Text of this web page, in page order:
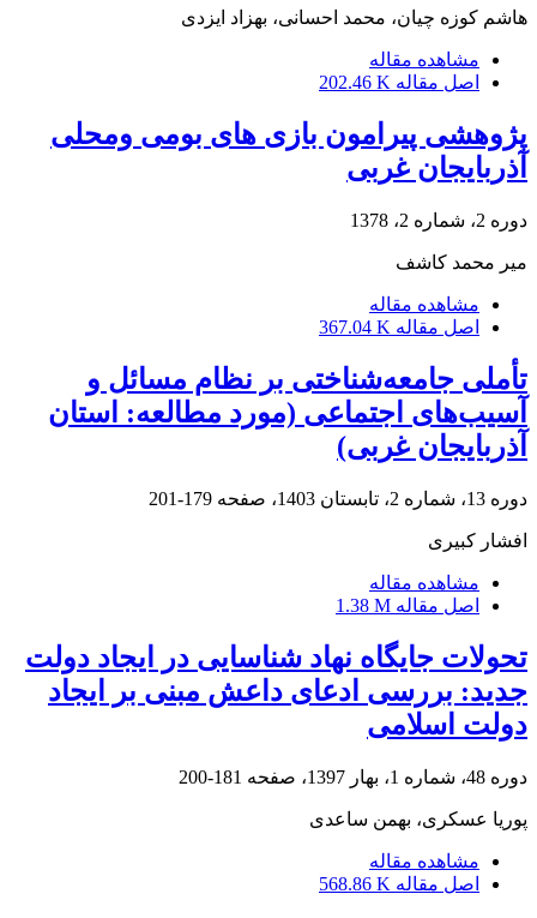
هاشم کوزه چیان، محمد احسانی، بهزاد ایزدی
مشاهده مقاله
اصل مقاله 202.46 K
پژوهشی پیرامون بازی های بومی ومحلی
آذربایجان غربی
دوره 2، شماره 2، 1378
میر محمد کاشف
مشاهده مقاله
اصل مقاله 367.04 K
تأملی جامعه‌شناختی بر نظام مسائل و
آسیب‌های اجتماعی (مورد مطالعه: استان
آذربایجان غربی)
دوره 13، شماره 2، تابستان 1403، صفحه 179-201
افشار کبیری
مشاهده مقاله
اصل مقاله 1.38 M
تحولات جایگاه نهاد شناسایی در ایجاد دولت
جدید: بررسی ادعای داعش مبنی بر ایجاد
دولت اسلامی
دوره 48، شماره 1، بهار 1397، صفحه 181-200
پوریا عسکری، بهمن ساعدی
مشاهده مقاله
اصل مقاله 568.86 K